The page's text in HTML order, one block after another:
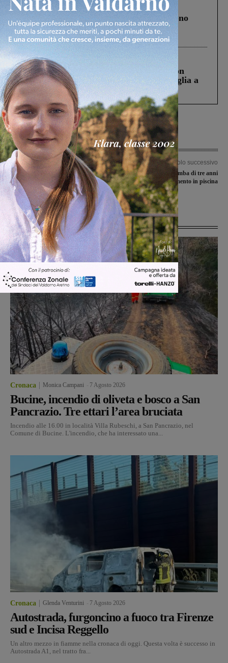
Cronaca 4 Agosto 2026
Un anno fa la strage in A1 in cui morirono
Gianni, Giulia e Franco. Lo schianto, il
processo, lo stop ai sorpassi fra tir....
Cronaca 3 Agosto 2026
Scomparso da una struttura di Castiglion
Fiorentino l’uomo che aveva ucciso la figlia a
Levane nel 2020
Articolo precedente
Tenta un furto in un ambulatorio
veterinario: i carabinieri lo colgono in
flagranza e lo arrestano
Articolo successivo
Bucine, è morta la bimba di tre anni
soccorsa per annegamento in piscina
Ultime Notizie
Cronaca Monica Campani 7 Agosto 2026
Bucine, incendio di oliveta e bosco a San
Pancrazio. Tre ettari l’area bruciata
Incendio alle 16.00 in località Villa Rubeschi, a San Pancrazio, nel
Comune di Bucine. L'incendio, che ha interessato una...
Cronaca Glenda Venturini 7 Agosto 2026
Autostrada, furgoncino a fuoco tra Firenze
sud e Incisa Reggello
Un altro mezzo in fiamme nella cronaca di oggi. Questa volta è successo in
Autostrada A1, nel tratto fra...